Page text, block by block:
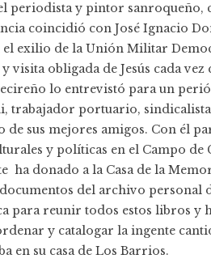
periodista y pintor sanroqueño,
coincidió con José Ignacio
exilio de la Unión Militar
obligada de Jesús cada vez
lo entrevistó para un
trabajador portuario,
de sus mejores amigos. Con él
y políticas en el Campo de
ha donado a la Casa de la
del archivo personal
para reunir todos estos libros y
y catalogar la ingente
en su casa de Los Barrios.